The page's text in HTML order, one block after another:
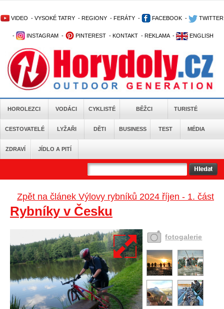
VIDEO - VYSOKÉ TATRY - REGIONY - FERÁTY - FACEBOOK - TWITTER
- INSTAGRAM - PINTEREST - KONTAKT - REKLAMA - ENGLISH
HOROLEZCI VODÁCI CYKLISTÉ BĚŽCI TURISTÉ
CESTOVATELÉ LYŽAŘI DĚTI BUSINESS TEST MÉDIA
ZDRAVÍ JÍDLO A PITÍ
Zpět na článek Výlovy rybníků 2024 říjen - 1. část
Rybníky v Česku
fotogalerie